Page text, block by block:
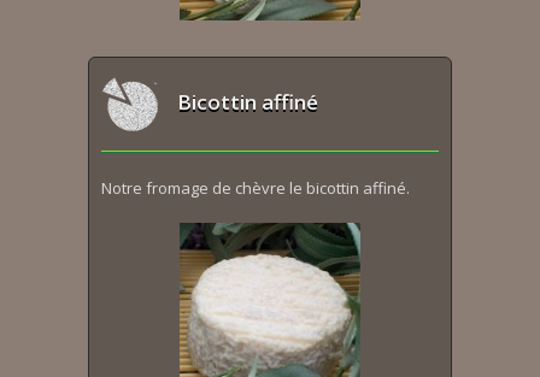
Bicottin affiné
Notre fromage de chèvre le bicottin affiné.